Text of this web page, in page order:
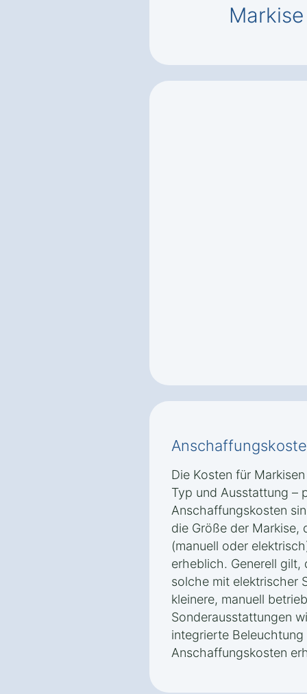
Die Kosten für
Typ und Ausstattung –
Anschaffungskosten
die Größe der Markise,
(manuell oder
erheblich. Generell gilt,
solche mit elektrischer
kleinere, manuell
Sonderausstattungen
integrierte Beleuchtung
Anschaffungskosten